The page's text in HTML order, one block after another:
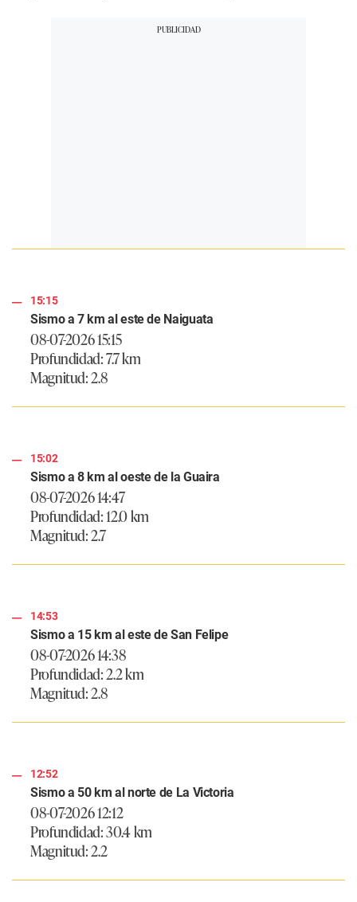
15:15
Sismo a 7 km al este de Naiguata
08-07-2026 15:15
Profundidad: 7.7 km
Magnitud: 2.8
15:02
Sismo a 8 km al oeste de la Guaira
08-07-2026 14:47
Profundidad: 12.0 km
Magnitud: 2.7
14:53
Sismo a 15 km al este de San Felipe
08-07-2026 14:38
Profundidad: 2.2 km
Magnitud: 2.8
12:52
Sismo a 50 km al norte de La Victoria
08-07-2026 12:12
Profundidad: 30.4 km
Magnitud: 2.2